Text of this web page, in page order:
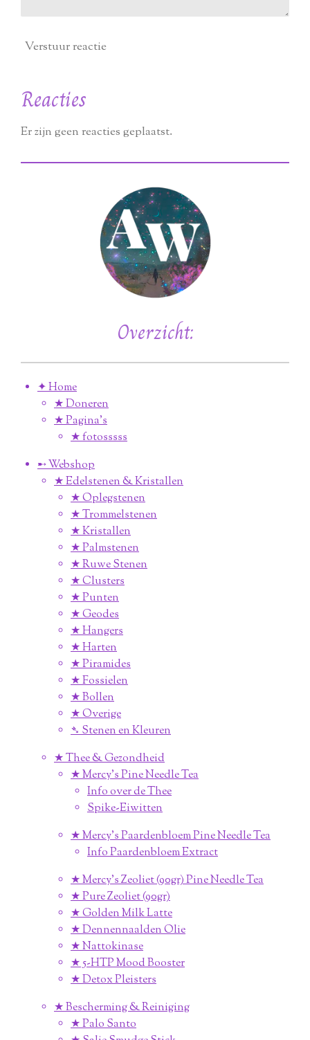
Verstuur reactie
Reacties
Er zijn geen reacties geplaatst.
Overzicht:
✦ Home
★ Doneren
★ Pagina’s
★ fotosssss
➸ Webshop
★ Edelstenen & Kristallen
★ Oplegstenen
★ Trommelstenen
★ Kristallen
★ Palmstenen
★ Ruwe Stenen
★ Clusters
★ Punten
★ Geodes
★ Hangers
★ Harten
★ Piramides
★ Fossielen
★ Bollen
★ Overige
➴ Stenen en Kleuren
★ Thee & Gezondheid
★ Mercy's Pine Needle Tea
Info over de Thee
Spike-Eiwitten
★ Mercy's Paardenbloem Pine Needle Tea
Info Paardenbloem Extract
★ Mercy's Zeoliet (90gr) Pine Needle Tea
★ Pure Zeoliet (90gr)
★ Golden Milk Latte
★ Dennennaalden Olie
★ Nattokinase
★ 5-HTP Mood Booster
★ Detox Pleisters
★ Bescherming & Reiniging
★ Palo Santo